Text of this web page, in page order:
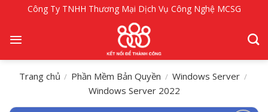
nội
Công Ty TNHH Thương Mại Dịch Vụ Công Nghệ MCSG
Trang chủ / Phần Mềm Bản Quyền / Windows Server /
Windows Server 2022